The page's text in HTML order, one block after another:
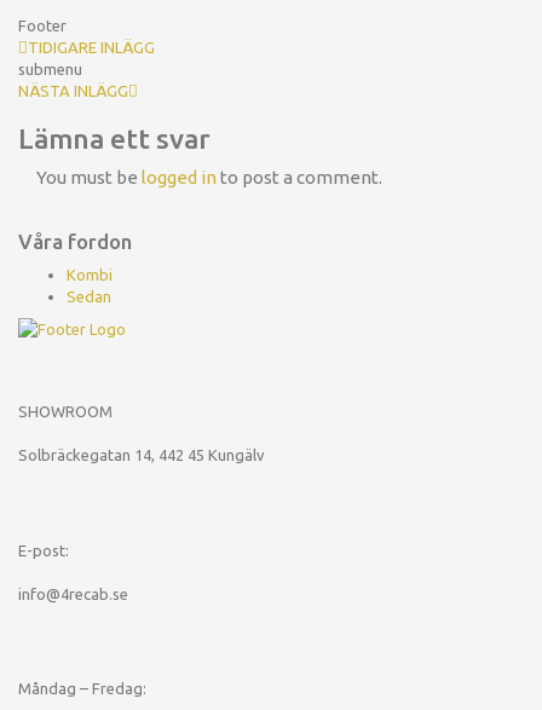
Footer
TIDIGARE INLÄGG
submenu
NÄSTA INLÄGG
Lämna ett svar
You must be logged into post a comment.
Våra fordon
Kombi
Sedan
SHOWROOM
Solbräckegatan 14, 442 45 Kungälv
E-post:
info@4recab.se
Måndag – Fredag: